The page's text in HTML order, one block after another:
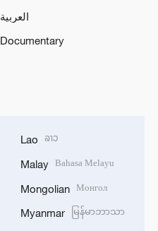
العربية
Documentary
Lao ລາວ
Malay Bahasa Melayu
Mongolian Монгол
Myanmar မြန်မာဘာသာ